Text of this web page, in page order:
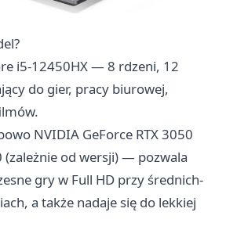
i5-12450HX — 8 rdzeni, 12
do gier, pracy biurowej,
NVIDIA GeForce RTX 3050
(zależnie od wersji) — pozwala
gry w Full HD przy średnich-
a także nadaje się do lekkiej